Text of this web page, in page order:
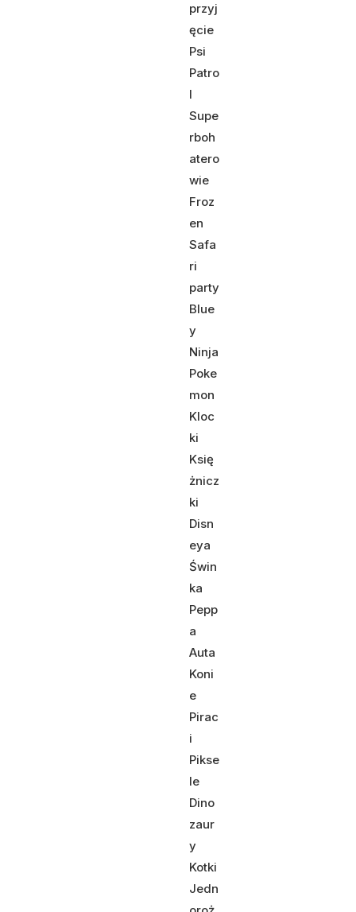
przyj
ęcie
Psi
Patro
l
Supe
rboh
atero
wie
Froz
en
Safa
ri
party
Blue
y
Ninja
Poke
mon
Kloc
ki
Księ
żnicz
ki
Disn
eya
Świn
ka
Pepp
a
Auta
Koni
e
Pirac
i
Pikse
le
Dino
zaur
y
Kotki
Jedn